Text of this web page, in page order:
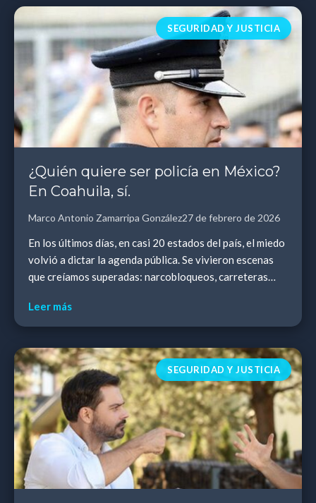
SEGURIDAD Y JUSTICIA
¿Quién quiere ser policía en México?
En Coahuila, sí.
Marco Antonio Zamarripa González27 de febrero de 2026
En los últimos días, en casi 20 estados del país, el miedo
volvió a dictar la agenda pública. Se vivieron escenas
que creíamos superadas: narcobloqueos, carreteras
Leer más
SEGURIDAD Y JUSTICIA